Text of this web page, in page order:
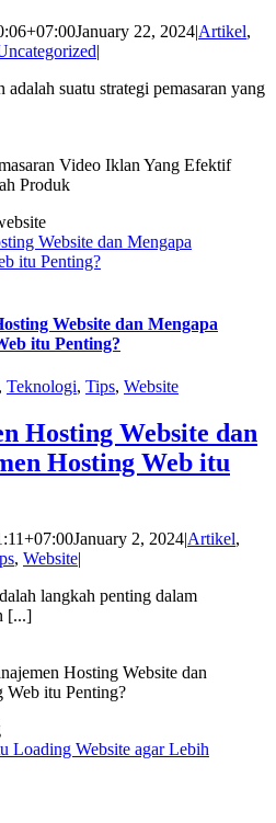
January 22, 2024|Artikel,
|
suatu strategi pemasaran yang
Video Iklan Yang Efektif
Produk
Website dan Mengapa
itu Penting?
Website dan Mengapa
itu Penting?
, Teknologi, Tips, Website
Hosting Website dan
Hosting Web itu
January 2, 2024|Artikel,
, Website|
langkah penting dalam
[...]
Hosting Website dan
Web itu Penting?
Loading Website agar Lebih